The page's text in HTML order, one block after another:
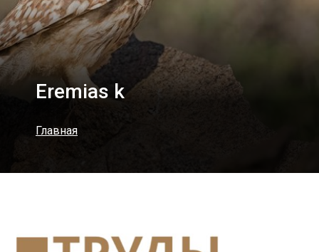
Eremias k
Главная